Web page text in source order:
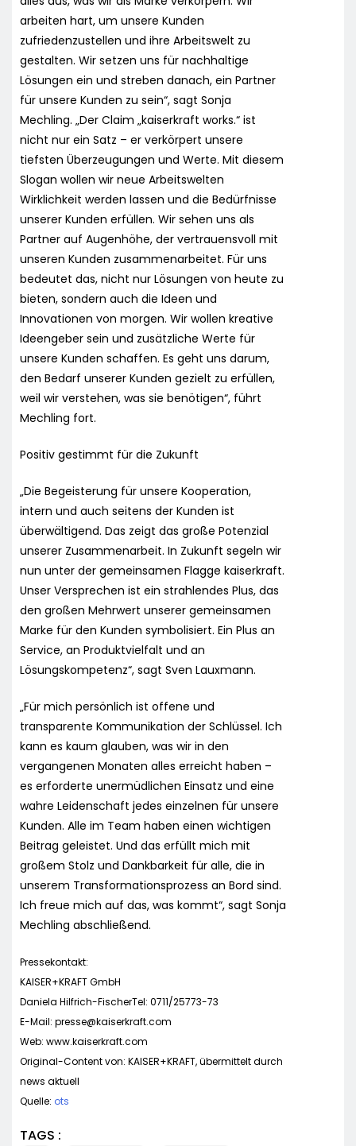
arbeiten hart, um unsere Kunden
zufriedenzustellen und ihre Arbeitswelt zu
gestalten. Wir setzen uns für nachhaltige
Lösungen ein und streben danach, ein Partner
für unsere Kunden zu sein“, sagt Sonja
Mechling. „Der Claim „kaiserkraft works.“ ist
nicht nur ein Satz – er verkörpert unsere
tiefsten Überzeugungen und Werte. Mit diesem
Slogan wollen wir neue Arbeitswelten
Wirklichkeit werden lassen und die Bedürfnisse
unserer Kunden erfüllen. Wir sehen uns als
Partner auf Augenhöhe, der vertrauensvoll mit
unseren Kunden zusammenarbeitet. Für uns
bedeutet das, nicht nur Lösungen von heute zu
bieten, sondern auch die Ideen und
Innovationen von morgen. Wir wollen kreative
Ideengeber sein und zusätzliche Werte für
unsere Kunden schaffen. Es geht uns darum,
den Bedarf unserer Kunden gezielt zu erfüllen,
weil wir verstehen, was sie benötigen“, führt
Mechling fort.
Positiv gestimmt für die Zukunft
„Die Begeisterung für unsere Kooperation,
intern und auch seitens der Kunden ist
überwältigend. Das zeigt das große Potenzial
unserer Zusammenarbeit. In Zukunft segeln wir
nun unter der gemeinsamen Flagge kaiserkraft.
Unser Versprechen ist ein strahlendes Plus, das
den großen Mehrwert unserer gemeinsamen
Marke für den Kunden symbolisiert. Ein Plus an
Service, an Produktvielfalt und an
Lösungskompetenz“, sagt Sven Lauxmann.
„Für mich persönlich ist offene und
transparente Kommunikation der Schlüssel. Ich
kann es kaum glauben, was wir in den
vergangenen Monaten alles erreicht haben –
es erforderte unermüdlichen Einsatz und eine
wahre Leidenschaft jedes einzelnen für unsere
Kunden. Alle im Team haben einen wichtigen
Beitrag geleistet. Und das erfüllt mich mit
großem Stolz und Dankbarkeit für alle, die in
unserem Transformationsprozess an Bord sind.
Ich freue mich auf das, was kommt“, sagt Sonja
Mechling abschließend.
Pressekontakt:
KAISER+KRAFT GmbH
Daniela Hilfrich-FischerTel: 0711/25773-73
E-Mail: presse@kaiserkraft.com
Web: www.kaiserkraft.com
Original-Content von: KAISER+KRAFT, übermittelt durch
news aktuell
Quelle: ots
TAGS :